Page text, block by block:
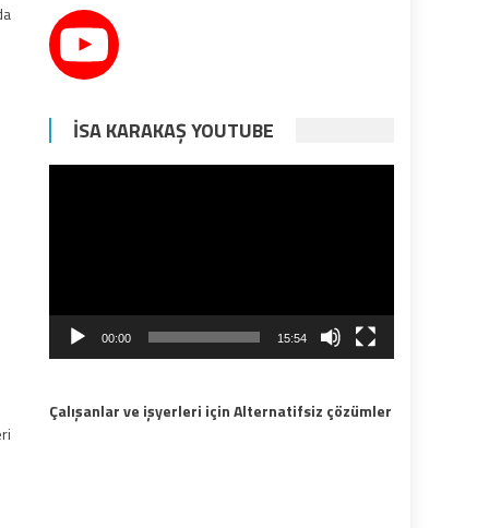
İSA KARAKAŞ YOUTUBE
00:00 15:54
Çalışanlar ve işyerleri için Alternatifsiz çözümler